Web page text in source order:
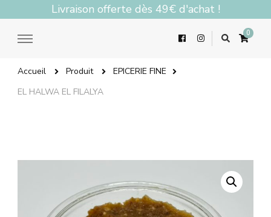
Livraison offerte dès 49€ d'achat !
0
Accueil Produit
EPICERIE FINE
EL HALWA EL FILALYA